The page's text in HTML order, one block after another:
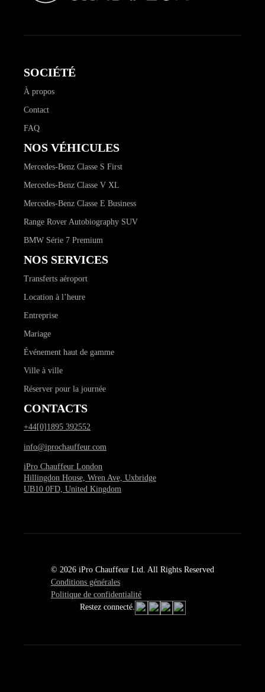
SOCIÉTÉ
À propos
Contact
FAQ
NOS VÉHICULES
Mercedes-Benz Classe S First
Mercedes-Benz Classe V XL
Mercedes-Benz Classe E Business
Range Rover Autobiography SUV
BMW Série 7 Premium
NOS SERVICES
Transferts aéroport
Location à l’heure
Entreprise
Mariage
Événement haut de gamme
Ville à ville
Réserver pour la journée
CONTACTS
+44[0]1895 392552
info@iprochauffeur.com
iPro Chauffeur London
Hillingdon House, Wren Ave, Uxbridge
UB10 0FD, United Kingdom
© 2026 iPro Chauffeur Ltd. All Rights Reserved
Conditions générales
Politique de confidentialité
Restez connecté.